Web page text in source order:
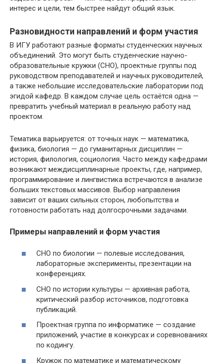
интерес и цели, тем быстрее найдут общий язык.
Разновидности направлений и форм участия
В ИГУ работают разные форматы студенческих научных
объединений. Это могут быть студенческие научно-
образовательные кружки (СНО), проектные группы под
руководством преподавателей и научных руководителей,
а также небольшие исследовательские лаборатории под
эгидой кафедр. В каждом случае цель остаётся одна —
превратить учебный материал в реальную работу над
проектом.
Тематика варьируется: от точных наук — математика,
физика, биология — до гуманитарных дисциплин —
история, филология, социология. Часто между кафедрами
возникают междисциплинарные проекты, где, например,
программирование и лингвистика встречаются в анализе
больших текстовых массивов. Выбор направления
зависит от ваших сильных сторон, любопытства и
готовности работать над долгосрочными задачами.
Примеры направлений и форм участия
СНО по биологии — полевые исследования,
лабораторные эксперименты, презентации на
конференциях.
СНО по истории культуры — архивная работа,
критический разбор источников, подготовка
публикаций.
Проектная группа по информатике — создание
приложений, участие в конкурсах и соревнованиях
по кодингу.
Кружок по математике и математическому